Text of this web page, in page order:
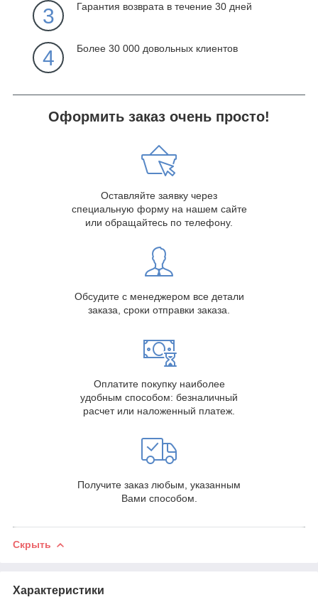
3 Гарантия возврата в течение 30 дней
4 Более 30 000 довольных клиентов
Оформить заказ очень просто!
Оставляйте заявку через
специальную форму на нашем сайте
или обращайтесь по телефону.
Обсудите с менеджером все детали
заказа, сроки отправки заказа.
Оплатите покупку наиболее
удобным способом: безналичный
расчет или наложенный платеж.
Получите заказ любым, указанным
Вами способом.
Скрыть
Характеристики